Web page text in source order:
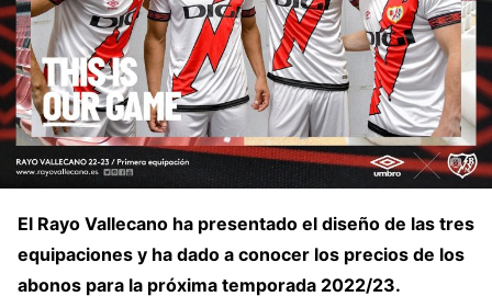
El Rayo Vallecano ha presentado el diseño de las tres
equipaciones y ha dado a conocer los precios de los
abonos para la próxima temporada 2022/23.